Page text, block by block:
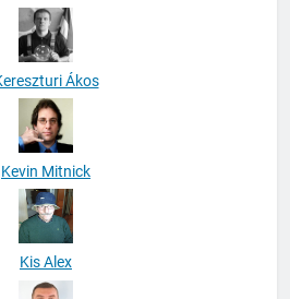
Ákos
Kevin Mitnick
Kis Alex